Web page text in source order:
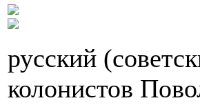
русский
колонистов